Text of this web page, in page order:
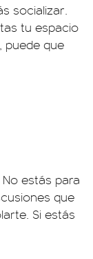
socializar.
tu espacio
puede que
estás para
que
Si estás